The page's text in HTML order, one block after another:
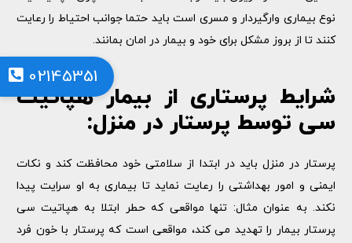
02145351
نوع بیماری وارگیردار و مسری است باید حتما جوانب احتیاط را رعایت
کنند تا از بروز مشکل برای خود و بیمار در امان بمانند.
شرایط پرستاری از بیمار هپاتیت
سی توسط پرستار در منزل:
پرستار در منزل باید در ابتدا از سلامتی خود محافظت کند و نکات
ایمنی و امور بهداشتی را رعایت نماید تا بیماری به او سرایت پیدا
نکند. به عنوان مثال: تنها مواقعی که حطر ابتلا به هپاتیت سی
پرستار بیمار را تهدید می کند، مواقعی است که پرستار با خون فرد